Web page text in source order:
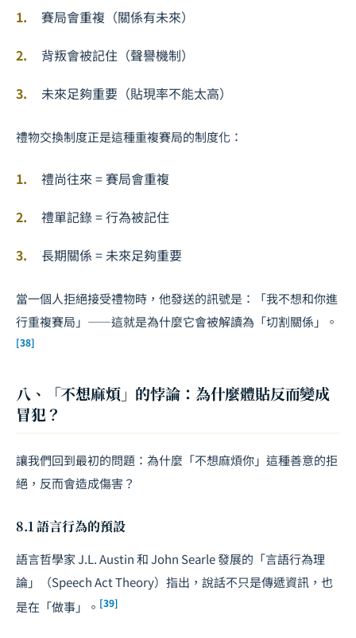
賽局會重複（關係有未來）
背叛會被記住（聲譽機制）
未來足夠重要（貼現率不能太高）
禮物交換制度正是這種重複賽局的制度化：
禮尚往來 = 賽局會重複
禮單記錄 = 行為被記住
長期關係 = 未來足夠重要
當一個人拒絕接受禮物時，他發送的訊號是：「我不想和你進
行重複賽局」——這就是為什麼它會被解讀為「切割關係」。
[38]
八、「不想麻煩」的悖論：為什麼體貼反而變成
冒犯？
讓我們回到最初的問題：為什麼「不想麻煩你」這種善意的拒
絕，反而會造成傷害？
8.1 語言行為的預設
語言哲學家 J.L. Austin 和 John Searle 發展的「言語行為理
論」（Speech Act Theory）指出，說話不只是傳遞資訊，也
是在「做事」。 [39]